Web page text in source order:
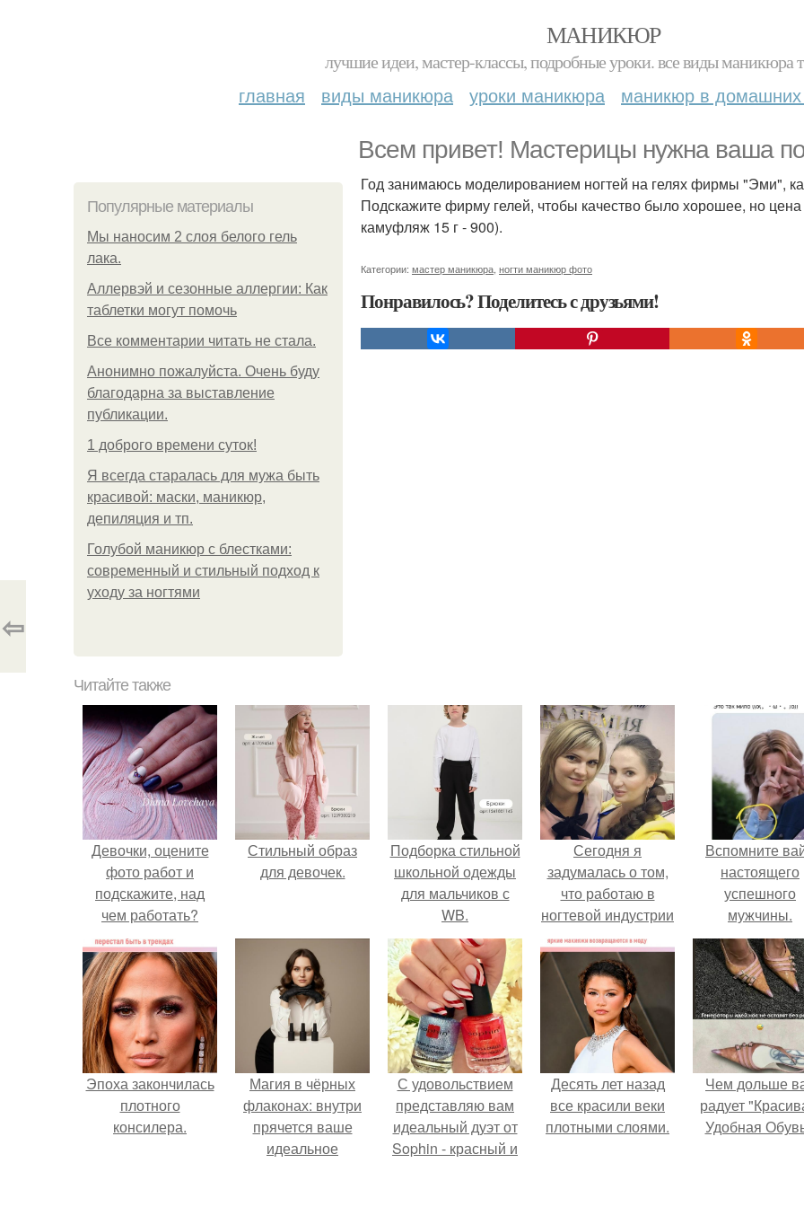
МАНИКЮР
лучшие идеи, мастер-классы, подробные уроки. все виды маникюра
главная виды маникюра уроки маникюра маникюр в домашних
Всем привет! Мастерицы нужна ваша
Популярные материалы
Мы наносим 2 слоя белого гель
лака.
Аллервэй и сезонные аллергии: Как
таблетки могут помочь
Все комментарии читать не стала.
Анонимно пожалуйста. Очень буду
благодарна за выставление
публикации.
1 доброго времени суток!
Я всегда старалась для мужа быть
красивой: маски, маникюр,
депиляция и тп.
Голубой маникюр с блестками:
современный и стильный подход к
уходу за ногтями
Год занимаюсь моделированием ногтей на гелях фирмы "Эми",
Подскажите фирму гелей, чтобы качество было хорошее, но
камуфляж 15 г - 900).
Категории: мастер маникюра ногти маникюр фото
Понравилось? Поделитесь с друзьями!
⇦
Читайте также
Девочки, оцените
фото работ и
подскажите, над
чем работать?
Стильный образ
для девочек.
Подборка стильной
школьной одежды
для мальчиков с
WB.
Сегодня я
задумалась о том,
что работаю в
ногтевой индустрии
уже больше 10 лет.
Вспомните
настоящего
успешного
мужчины.
Эпоха закончилась
плотного
консилера.
Магия в чёрных
флаконах: внутри
прячется ваше
идеальное
С удовольствием
представляю вам
идеальный дуэт от
Sophin - красный и
Десять лет назад
все красили веки
плотными слоями.
Чем дольше
радует
Удобная